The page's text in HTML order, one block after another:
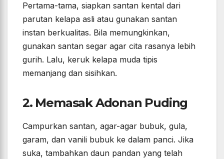
Pertama-tama, siapkan santan kental dari
parutan kelapa asli atau gunakan santan
instan berkualitas. Bila memungkinkan,
gunakan santan segar agar cita rasanya lebih
gurih. Lalu, keruk kelapa muda tipis
memanjang dan sisihkan.
2. Memasak Adonan Puding
Campurkan santan, agar-agar bubuk, gula,
garam, dan vanili bubuk ke dalam panci. Jika
suka, tambahkan daun pandan yang telah